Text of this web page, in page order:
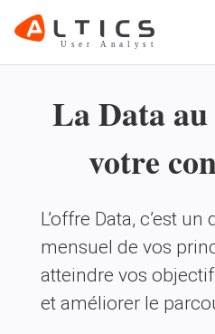
La Data au
votre
L’offre Data, c’est
mensuel de vos
atteindre vos
et améliorer le